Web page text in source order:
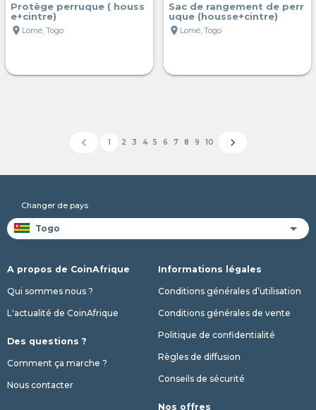
Protège perruque ( houss
e+cintre)
location_on Lomé, Togo
Sac de rangement de perr
uque (housse+cintre)
location_on Lomé, Togo
chevron_left 1 2 3 4 5 6 7 8 9 10 chevron_right
Changer de pays
A propos de CoinAfrique
Qui sommes nous ?
L'actualité de CoinAfrique
Des questions ?
Comment ça marche ?
Nous contacter
Informations légales
Conditions générales d’utilisation
Conditions générales de vente
Politique de confidentialité
Règles de diffusion
Conseils de sécurité
Nos offres